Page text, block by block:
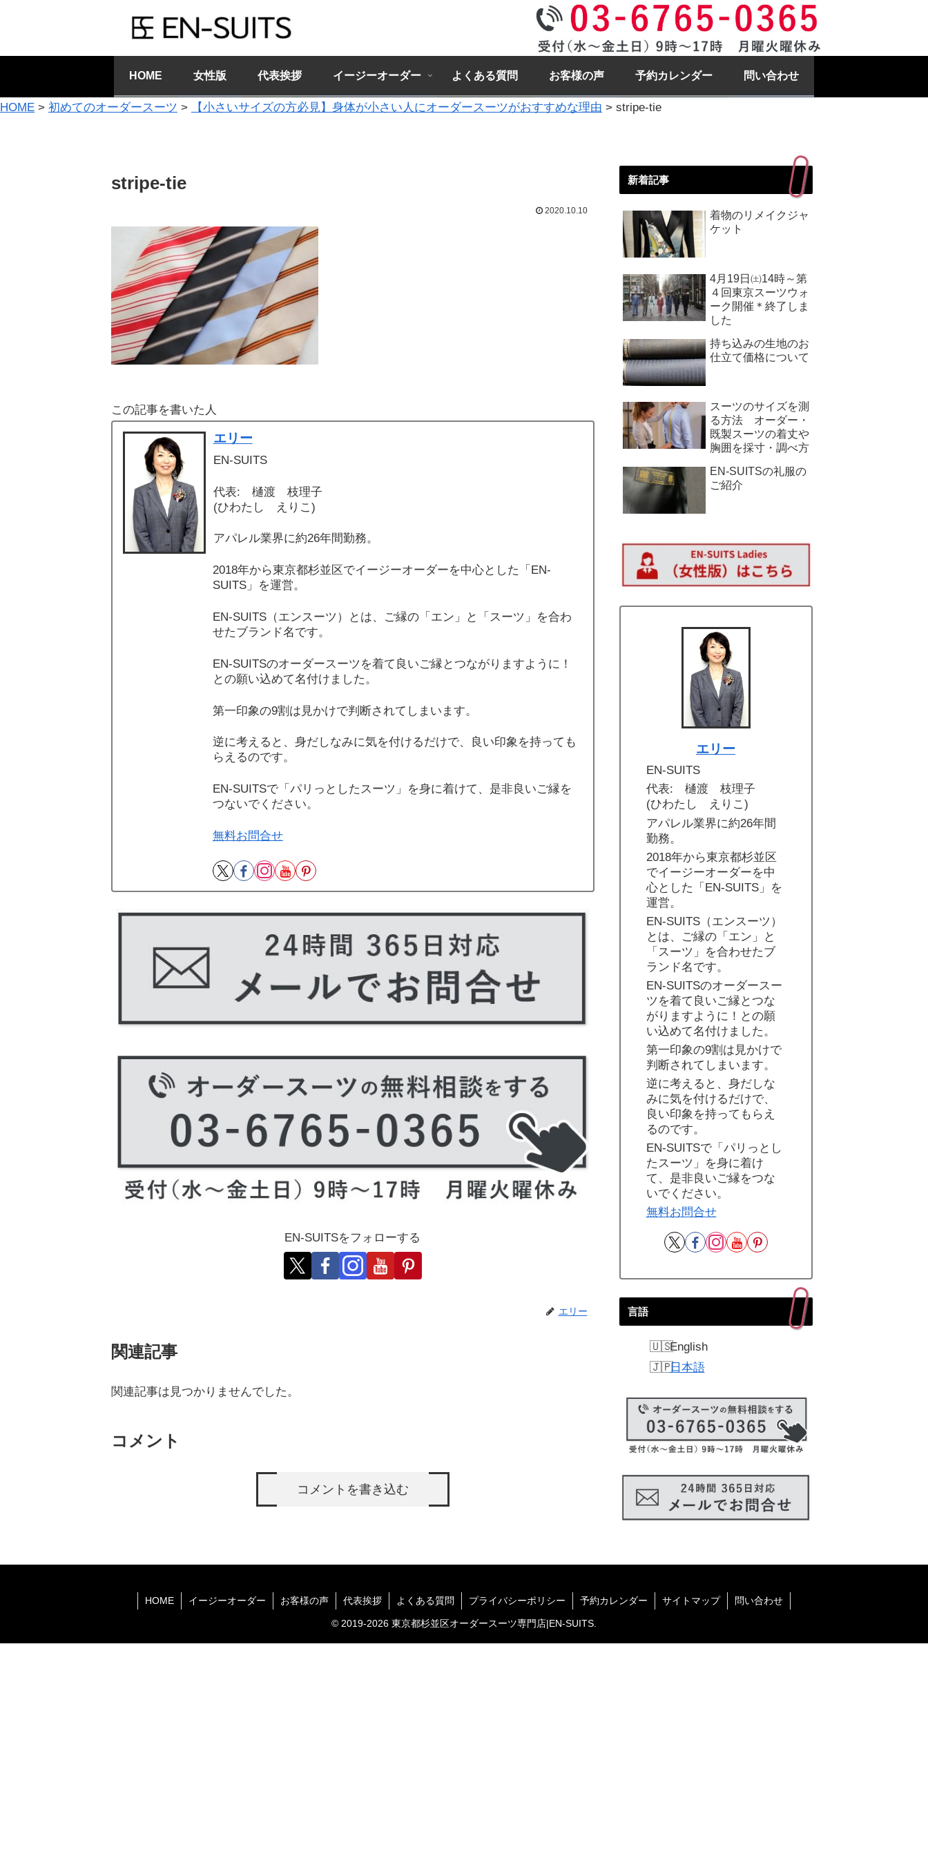
HOME 女性版 代表挨拶 イージーオーダー よくある質問 お客様の声 予約カレンダー 問い合わせ
HOME > 初めてのオーダースーツ > 【小さいサイズの方必見】身体が小さい人にオーダースーツがおすすめな理由 > stripe-tie
stripe-tie
2020.10.10
この記事を書いた人
エリー
EN-SUITS
代表: 樋渡 枝理子
(ひわたし えりこ)
アパレル業界に約26年間勤務。
2018年から東京都杉並区でイージーオーダーを中心とした「EN-
SUITS」を運営。
EN-SUITS（エンスーツ）とは、ご縁の「エン」と「スーツ」を合わ
せたブランド名です。
EN-SUITSのオーダースーツを着て良いご縁とつながりますように！
との願い込めて名付けました。
第一印象の9割は見かけで判断されてしまいます。
逆に考えると、身だしなみに気を付けるだけで、良い印象を持っても
らえるのです。
EN-SUITSで「パリっとしたスーツ」を身に着けて、是非良いご縁を
つないでください。
無料お問合せ
EN-SUITSをフォローする
エリー
関連記事
関連記事は見つかりませんでした。
コメント
コメントを書き込む
新着記事
着物のリメイクジャ
ケット
4月19日㈯14時～第
４回東京スーツウォ
ーク開催＊終了しま
した
持ち込みの生地のお
仕立て価格について
スーツのサイズを測
る方法 オーダー・
既製スーツの着丈や
胸囲を採寸・調べ方
EN-SUITSの礼服の
ご紹介
エリー
EN-SUITS
代表: 樋渡 枝理子
(ひわたし えりこ)
アパレル業界に約26年間
勤務。
2018年から東京都杉並区
でイージーオーダーを中
心とした「EN-SUITS」を
運営。
EN-SUITS（エンスーツ）
とは、ご縁の「エン」と
「スーツ」を合わせたブ
ランド名です。
EN-SUITSのオーダースー
ツを着て良いご縁とつな
がりますように！との願
い込めて名付けました。
第一印象の9割は見かけで
判断されてしまいます。
逆に考えると、身だしな
みに気を付けるだけで、
良い印象を持ってもらえ
るのです。
EN-SUITSで「パリっとし
たスーツ」を身に着け
て、是非良いご縁をつな
いでください。
無料お問合せ
言語
English
日本語
HOME イージーオーダー お客様の声 代表挨拶 よくある質問 プライバシーポリシー 予約カレンダー サイトマップ 問い合わせ
© 2019-2026 東京都杉並区オーダースーツ専門店|EN-SUITS.